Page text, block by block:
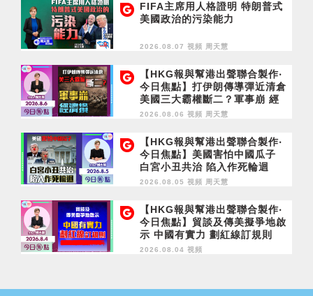
FIFA主席用人格證明 特朗普式
美國政治的污染能力
2026.08.07 視頻 周天慧
【HKG報與幫港出聲聯合製作‧
今日焦點】打伊朗傳導彈近清倉
美國三大霸權斷二？軍事崩 經
濟損
2026.08.06 視頻 周天慧
【HKG報與幫港出聲聯合製作‧
今日焦點】美國害怕中國瓜子
白宮小丑共治 陷入作死輪迴
2026.08.05 視頻 周天慧
【HKG報與幫港出聲聯合製作‧
今日焦點】貿談及傳美擬爭地啟
示 中國有實力 劃紅線訂規則
2026.08.04 視頻